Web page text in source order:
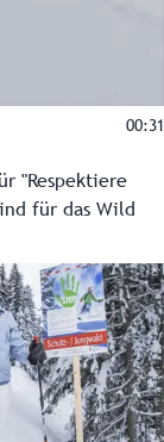
00:31
"Respektiere
für das Wild